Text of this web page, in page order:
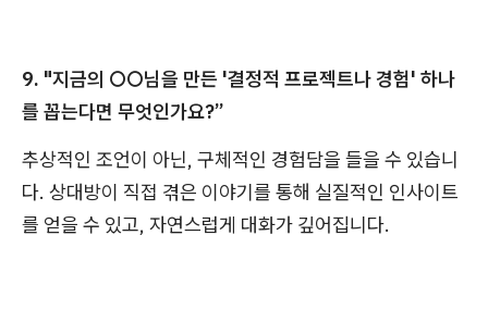
9. "지금의 ○○님을 만든 '결정적 프로젝트나 경험' 하나
를 꼽는다면 무엇인가요?”
추상적인 조언이 아닌, 구체적인 경험담을 들을 수 있습니
다. 상대방이 직접 겪은 이야기를 통해 실질적인 인사이트
를 얻을 수 있고, 자연스럽게 대화가 깊어집니다.